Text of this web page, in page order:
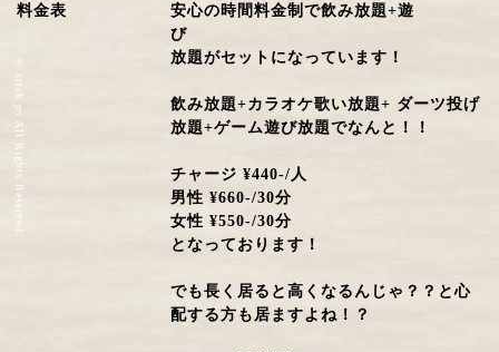
料金表
安心の時間料金制で飲み放題+遊
び
放題がセットになっています！
飲み放題+カラオケ歌い放題+ ダーツ投げ
放題+ゲーム遊び放題でなんと！！
チャージ ¥440-/人
男性 ¥660-/30分
女性 ¥550-/30分
となっております！
でも長く居ると高くなるんじゃ？？と心
配する方も居ますよね！？
© stick ps All Rights Reserved.